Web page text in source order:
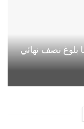
بلوغ نصف نهائي